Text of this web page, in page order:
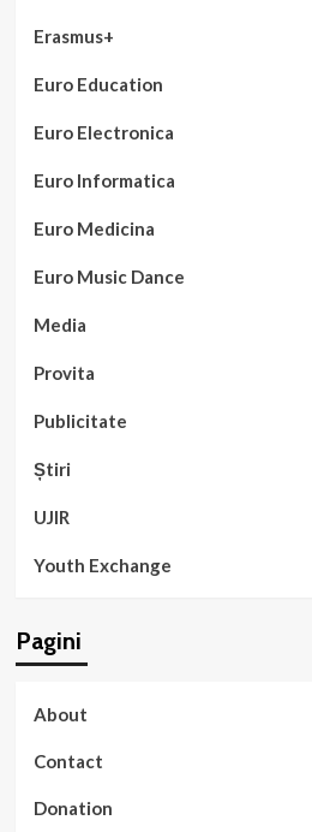
Erasmus+
Euro Education
Euro Electronica
Euro Informatica
Euro Medicina
Euro Music Dance
Media
Provita
Publicitate
Știri
UJIR
Youth Exchange
Pagini
About
Contact
Donation